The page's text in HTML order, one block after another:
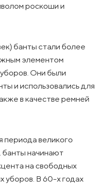
роскоши и
банты стали более
элементом
Они были
и использовались для
в качестве ремней
периода великого
начинают
на свободных
уборов. В 60-х годах